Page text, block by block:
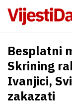
Besplatni
Skrining
Ivanjici,
zakazati